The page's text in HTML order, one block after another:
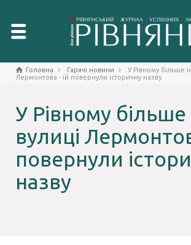
Головна Гарячі новини
У Рівному більше
Лермонтова - їй повернули історичну назву
У Рівному
вулиці
повернули
назву